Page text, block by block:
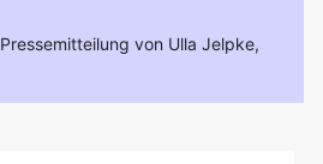
Pressemitteilung von Ulla Jelpke,